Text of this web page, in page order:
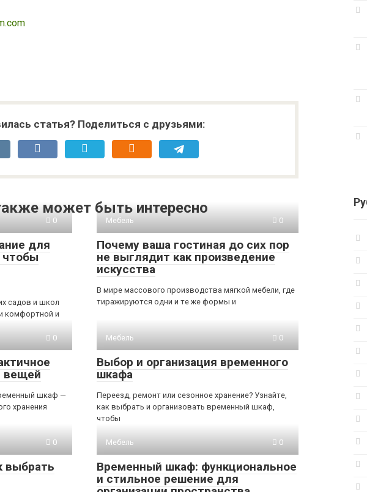
статья? Поделиться с друзьями:
может быть интересно
0
для
чтобы
садов и школ
комфортной и
Мебель 0
Почему ваша гостиная до сих пор
не выглядит как произведение
искусства
В мире массового производства мягкой мебели, где
тиражируются одни и те же формы и
0
вещей
шкаф —
хранения
Мебель 0
Выбор и организация временного
шкафа
Переезд, ремонт или сезонное хранение? Узнайте,
как выбрать и организовать временный шкаф,
чтобы
0
выбрать
Мебель 0
Временный шкаф: функциональное
и стильное решение для